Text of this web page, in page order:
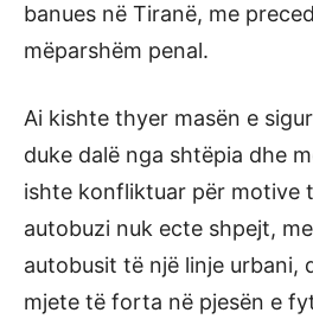
banues në Tiranë, me
mëparshëm penal.
Ai kishte thyer masën e
duke dalë nga shtëpia dhe
ishte konfliktuar për motive
autobuzi nuk ecte shpejt,
autobusit të një linje urbani,
mjete të forta në pjesën e